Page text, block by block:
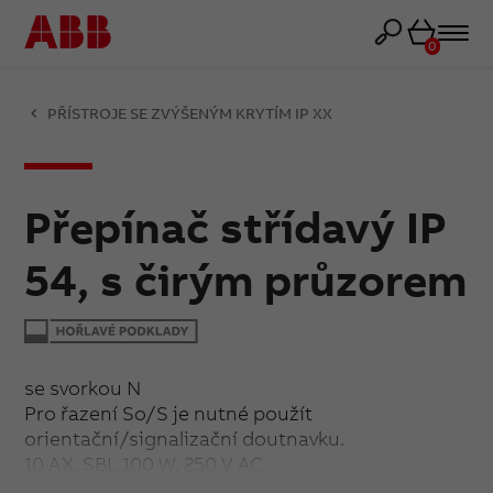
Košík
0
PŘÍSTROJE SE ZVÝŠENÝM KRYTÍM IP XX
Přepínač střídavý IP
54, s čirým průzorem
se svorkou N
Pro řazení So/S je nutné použít
orientační/signalizační doutnavku.
10 AX, SBL 100 W, 250 V AC